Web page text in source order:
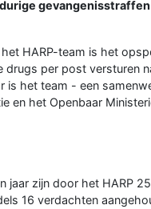
HARP-team is het
drugs per post versturen
is het team - een
en het Openbaar
jaar zijn door het HARP
16 verdachten